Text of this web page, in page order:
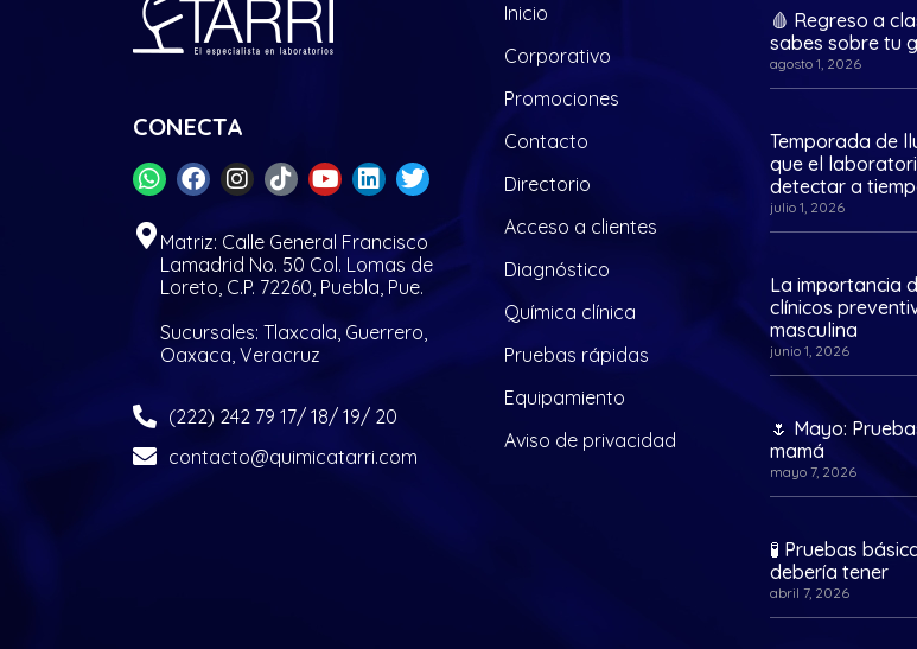
CONECTA
Matriz: Calle General Francisco
Lamadrid No. 50 Col. Lomas de
Loreto, C.P. 72260, Puebla, Pue.
Sucursales: Tlaxcala, Guerrero,
Oaxaca, Veracruz
(222) 242 79 17/ 18/ 19/ 20
contacto@quimicatarri.com
Inicio
Corporativo
Promociones
Contacto
Directorio
Acceso a clientes
Diagnóstico
Química clínica
Pruebas rápidas
Equipamiento
Aviso de privacidad
🩸 Regreso a
sabes sobre tu
agosto 1, 2026
Temporada de
que el
detectar a
julio 1, 2026
La importancia
clínicos
masculina
junio 1, 2026
🌷 Mayo:
mamá
mayo 7, 2026
🧪 Pruebas
debería tener
abril 7, 2026